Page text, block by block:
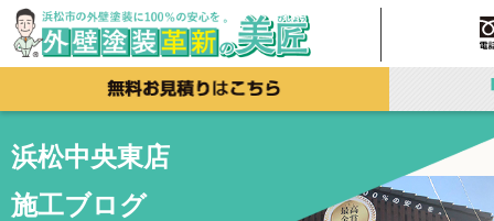
浜松中央東店
施工ブログ